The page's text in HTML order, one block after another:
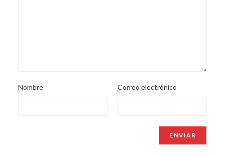
Nombre Correo electrónico